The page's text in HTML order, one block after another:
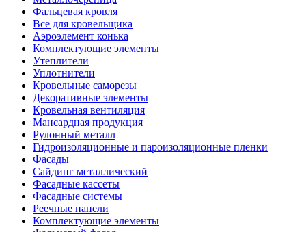
Фальцевая кровля
Все для кровельщика
Аэроэлемент конька
Комплектующие элементы
Утеплители
Уплотнители
Кровельные саморезы
Декоративные элементы
Кровельная вентиляция
Мансардная продукция
Рулонный металл
Гидроизоляционные и пароизоляционные пленки
Фасады
Сайдинг металлический
Фасадные кассеты
Фасадные системы
Реечные панели
Комплектующие элементы